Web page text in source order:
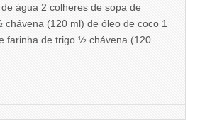
água 2 colheres de sopa de
(120 ml) de óleo de coco 1
farinha de trigo ½ chávena (120…